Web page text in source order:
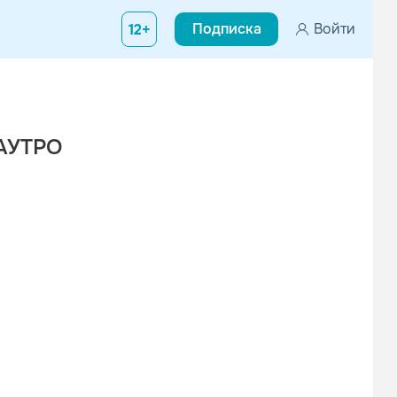
12+ Подписка Войти